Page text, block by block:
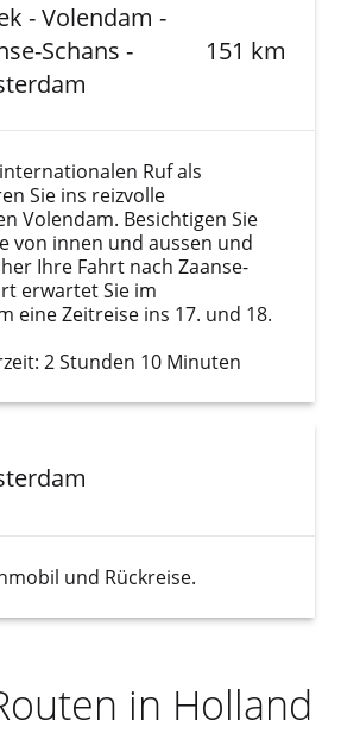
- Volendam -
Schans -
151 km
Ruf als
Sie ins reizvolle
Volendam. Besichtigen Sie
von innen und aussen und
Ihre Fahrt nach Zaanse-
erwartet Sie im
eine Zeitreise ins 17. und 18.
2 Stunden 10 Minuten
und Rückreise.
in Holland